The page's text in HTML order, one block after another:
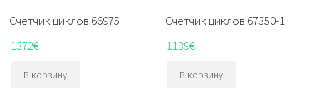
Счетчик циклов 66975
1372€
В корзину
Счетчик циклов 67350-1
1139€
В корзину